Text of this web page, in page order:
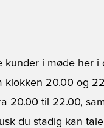
i møde her
20.00 og
20.00 til 22.00,
du stadig kan